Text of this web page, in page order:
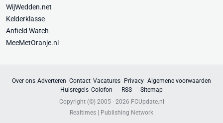
WijWedden.net
Kelderklasse
Anfield Watch
MeeMetOranje.nl
Over ons Adverteren Contact Vacatures Privacy Algemene voorwaarden
Huisregels Colofon RSS
Sitemap
Copyright (©) 2005 - 2026 FCUpdate.nl
Realtimes | Publishing Network